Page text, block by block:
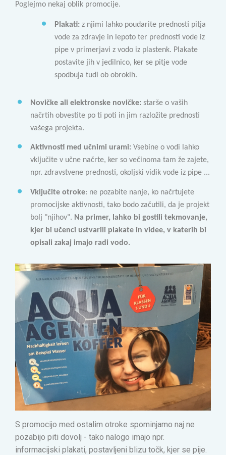
Poglejmo nekaj oblik promocije.
Plakati: z njimi lahko poudarite prednosti pitja
vode za zdravje in lepoto ter prednosti vode iz
pipe v primerjavi z vodo iz plastenk. Plakate
postavite jih v jedilnico, ker se pitje vode
spodbuja tudi ob obrokih.
Novičke ali elektronske novičke: starše o vaših
načrtih obvestite po ti poti in jim razložite prednosti
vašega projekta.
Aktivnosti med učnimi urami: Vsebine o vodi lahko
vključite v učne načrte, ker so večinoma tam že zajete,
npr. zdravstvene prednosti, okoljski vidik vode iz pipe ...
Vključite otroke: ne pozabite nanje, ko načrtujete
promocijske aktivnosti, tako bodo začutili, da je projekt
bolj "njihov". Na primer, lahko bi gostili tekmovanje,
kjer bi učenci ustvarili plakate in videe, v katerih bi
opisali zakaj imajo radi vodo.
S promocijo med ostalim otroke spominjamo naj ne
pozabijo piti dovolj - tako nalogo imajo npr.
informacijski plakati, postavljeni blizu točk, kjer se pije.